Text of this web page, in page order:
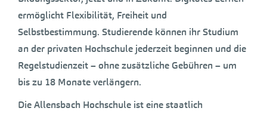
ermöglicht Flexibilität, Freiheit und
Selbstbestimmung. Studierende können ihr Studium
an der privaten Hochschule jederzeit beginnen und die
Regelstudienzeit – ohne zusätzliche Gebühren – um
bis zu 18 Monate verlängern.
Die Allensbach Hochschule ist eine staatlich